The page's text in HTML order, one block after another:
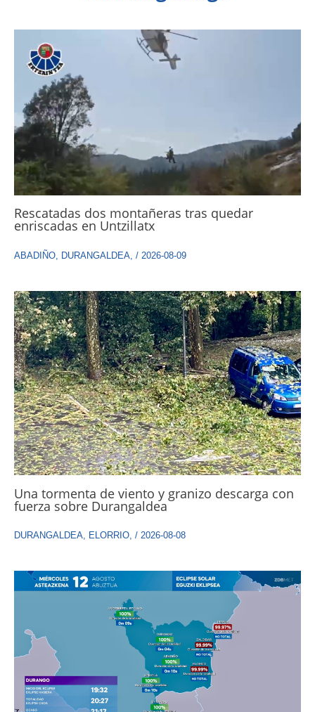
Rescatadas dos montañeras tras quedar
enriscadas en Untzillatx
ABADIÑO DURANGALDEA / 2026-08-09
Una tormenta de viento y granizo descarga con
fuerza sobre Durangaldea
DURANGALDEA ELORRIO / 2026-08-08